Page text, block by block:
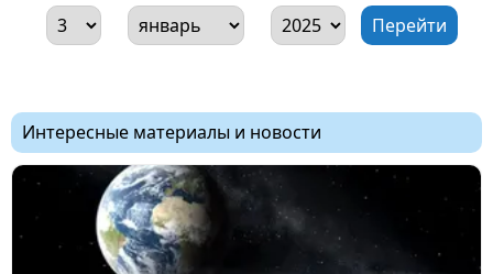
Интересные материалы и новости